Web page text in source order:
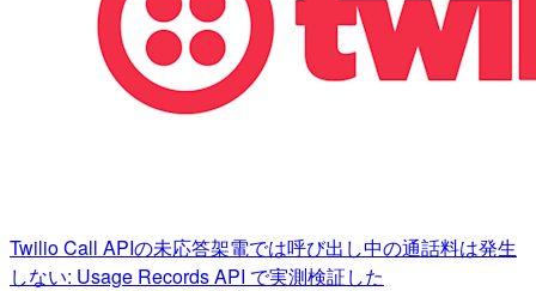
Twilio Call APIの未応答架電では呼び出し中の通話料は発生
しない: Usage Records API で実測検証した